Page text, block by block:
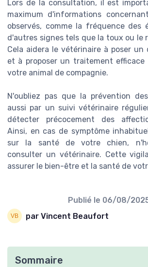
Lors de la consultation, il est
maximum d'informations
observés, comme la fréquence des
d'autres signes tels que la toux ou le
Cela aidera le vétérinaire à poser un
et à proposer un traitement
votre animal de compagnie.
N'oubliez pas que la prévention
aussi par un suivi vétérinaire
détecter précocement des
Ainsi, en cas de symptôme
sur la santé de votre chien,
consulter un vétérinaire. Cette
assurer le bien-être et la santé de
Publié le 06/08/
par Vincent Beaufort
Sommaire